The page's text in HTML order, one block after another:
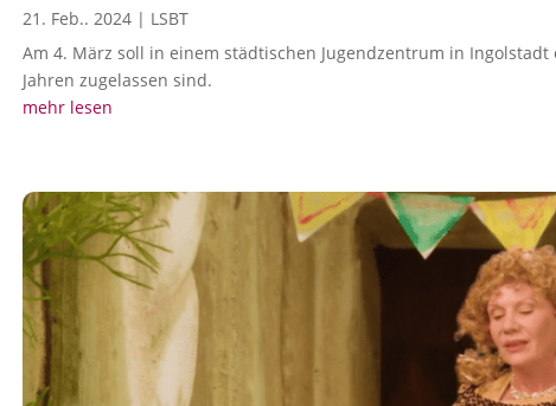
21. Feb.. 2024 | LSBT
Am 4. März soll in einem städtischen Jugendzentrum in
Jahren zugelassen sind.
mehr lesen